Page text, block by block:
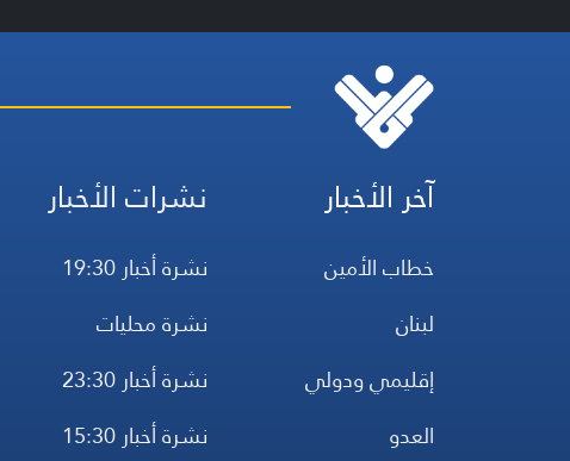
آخر الأخبار
خطاب الأمين
لبنان
إقليمي ودولي
العدو
نشرات الأخبار
نشرة أخبار 19:30
نشرة محليات
نشرة أخبار 23:30
نشرة أخبار 15:30